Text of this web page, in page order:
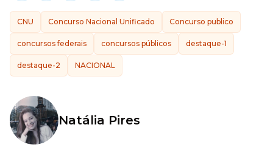
CNU Concurso Nacional Unificado Concurso publico
concursos federais concursos públicos destaque-1
destaque-2 NACIONAL
Natália Pires